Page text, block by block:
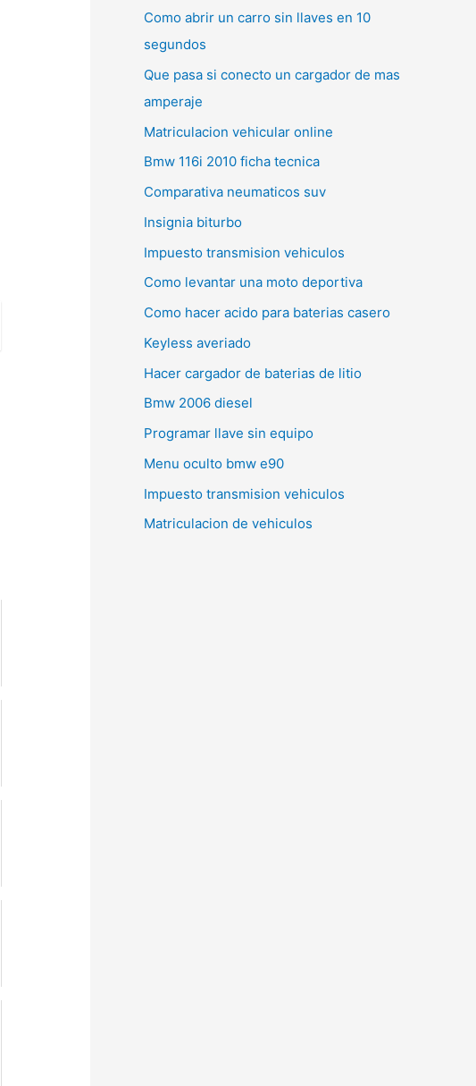
Como abrir un carro sin llaves en 10
segundos
Que pasa si conecto un cargador de mas
amperaje
Matriculacion vehicular online
Bmw 116i 2010 ficha tecnica
Comparativa neumaticos suv
Insignia biturbo
Impuesto transmision vehiculos
Como levantar una moto deportiva
Como hacer acido para baterias casero
Keyless averiado
Hacer cargador de baterias de litio
Bmw 2006 diesel
Programar llave sin equipo
Menu oculto bmw e90
Impuesto transmision vehiculos
Matriculacion de vehiculos